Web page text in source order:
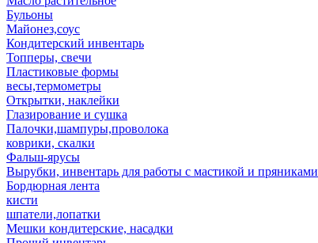
Бульоны
Майонез,соус
Кондитерский инвентарь
Топперы, свечи
Пластиковые формы
весы,термометры
Открытки, наклейки
Глазирование и сушка
Палочки,шампуры,проволока
коврики, скалки
Фальш-ярусы
Вырубки, инвентарь для работы с мастикой и пряниками
Бордюрная лента
кисти
шпатели,лопатки
Мешки кондитерские, насадки